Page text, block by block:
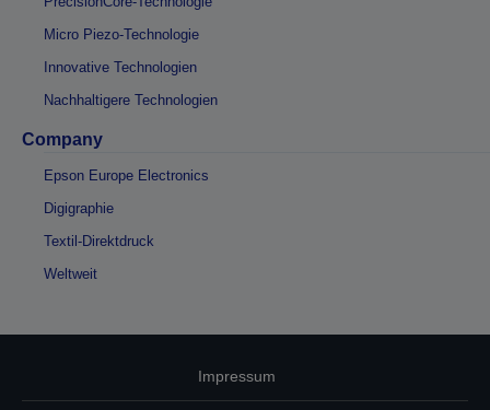
Micro Piezo-Technologie
Innovative Technologien
Nachhaltigere Technologien
Company
Epson Europe Electronics
Digigraphie
Textil-Direktdruck
Weltweit
Impressum